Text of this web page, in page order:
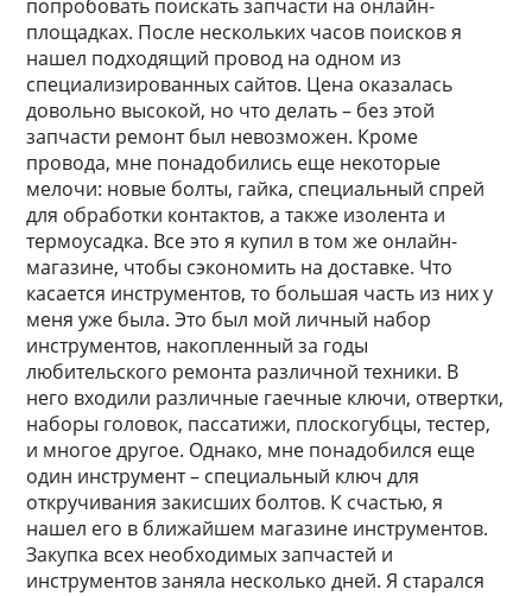
попробовать поискать запчасти на онлайн-
площадках. После нескольких часов поисков я
нашел подходящий провод на одном из
специализированных сайтов. Цена оказалась
довольно высокой, но что делать – без этой
запчасти ремонт был невозможен. Кроме
провода, мне понадобились еще некоторые
мелочи: новые болты, гайка, специальный спрей
для обработки контактов, а также изолента и
термоусадка. Все это я купил в том же онлайн-
магазине, чтобы сэкономить на доставке. Что
касается инструментов, то большая часть из них у
меня уже была. Это был мой личный набор
инструментов, накопленный за годы
любительского ремонта различной техники. В
него входили различные гаечные ключи, отвертки,
наборы головок, пассатижи, плоскогубцы, тестер,
и многое другое. Однако, мне понадобился еще
один инструмент – специальный ключ для
откручивания закисших болтов. К счастью, я
нашел его в ближайшем магазине инструментов.
Закупка всех необходимых запчастей и
инструментов заняла несколько дней. Я старался